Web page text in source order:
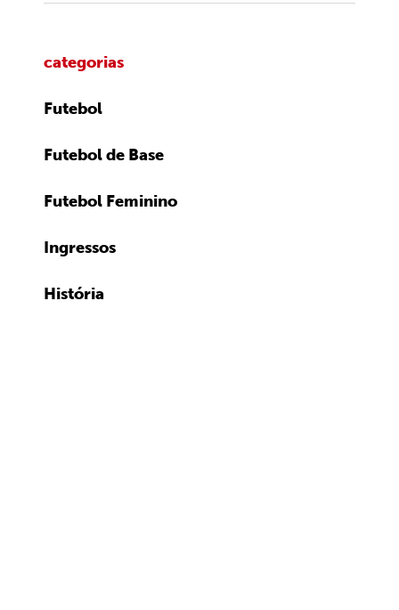
categorias
Futebol
Futebol de Base
Futebol Feminino
Ingressos
História